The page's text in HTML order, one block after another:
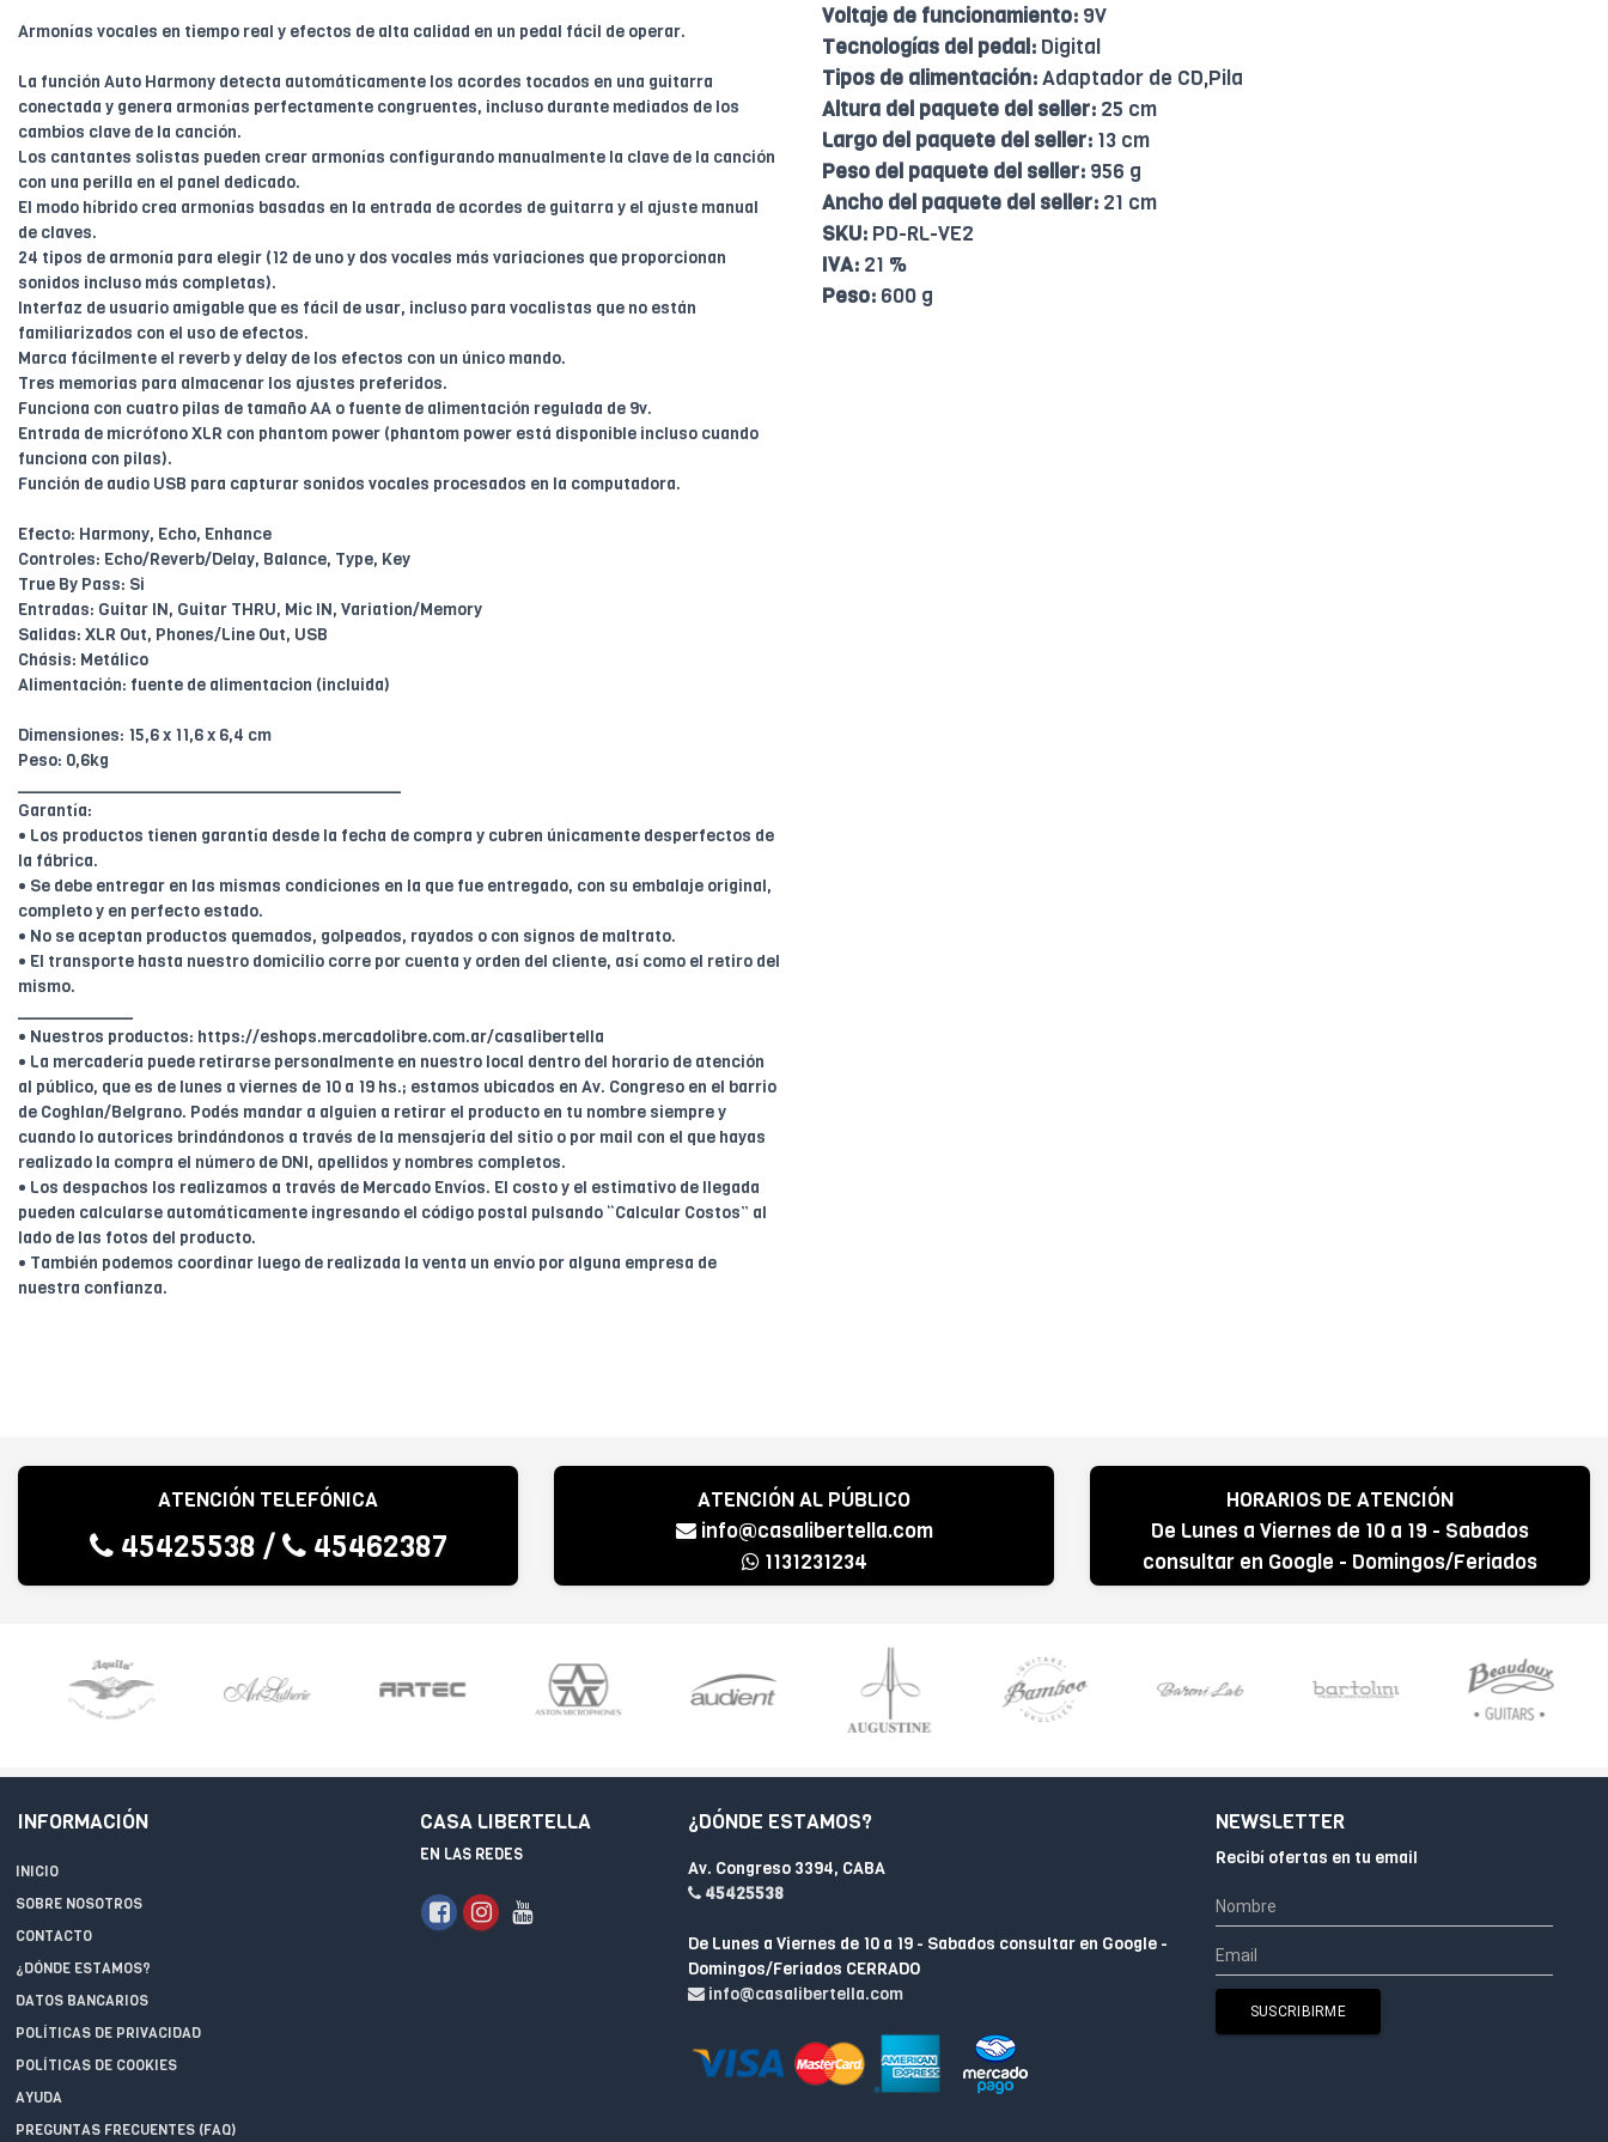
Armonías vocales en tiempo real y efectos de alta calidad en un pedal fácil de operar.
La función Auto Harmony detecta automáticamente los acordes tocados en una guitarra
conectada y genera armonías perfectamente congruentes, incluso durante mediados de los
cambios clave de la canción.
Los cantantes solistas pueden crear armonías configurando manualmente la clave de la canción
con una perilla en el panel dedicado.
El modo híbrido crea armonías basadas en la entrada de acordes de guitarra y el ajuste manual
de claves.
24 tipos de armonía para elegir (12 de uno y dos vocales más variaciones que proporcionan
sonidos incluso más completas).
Interfaz de usuario amigable que es fácil de usar, incluso para vocalistas que no están
familiarizados con el uso de efectos.
Marca fácilmente el reverb y delay de los efectos con un único mando.
Tres memorias para almacenar los ajustes preferidos.
Funciona con cuatro pilas de tamaño AA o fuente de alimentación regulada de 9v.
Entrada de micrófono XLR con phantom power (phantom power está disponible incluso cuando
funciona con pilas).
Función de audio USB para capturar sonidos vocales procesados en la computadora.
Efecto: Harmony, Echo, Enhance
Controles: Echo/Reverb/Delay, Balance, Type, Key
True By Pass: Si
Entradas: Guitar IN, Guitar THRU, Mic IN, Variation/Memory
Salidas: XLR Out, Phones/Line Out, USB
Chásis: Metálico
Alimentación: fuente de alimentacion (incluida)
Dimensiones: 15,6 x 11,6 x 6,4 cm
Peso: 0,6kg
________________________________________
Garantía:
• Los productos tienen garantía desde la fecha de compra y cubren únicamente desperfectos de
la fábrica.
• Se debe entregar en las mismas condiciones en la que fue entregado, con su embalaje original,
completo y en perfecto estado.
• No se aceptan productos quemados, golpeados, rayados o con signos de maltrato.
• El transporte hasta nuestro domicilio corre por cuenta y orden del cliente, así como el retiro del
mismo.
____________
• Nuestros productos: https://eshops.mercadolibre.com.ar/casalibertella
• La mercadería puede retirarse personalmente en nuestro local dentro del horario de atención
al público, que es de lunes a viernes de 10 a 19 hs.; estamos ubicados en Av. Congreso en el barrio
de Coghlan/Belgrano. Podés mandar a alguien a retirar el producto en tu nombre siempre y
cuando lo autorices brindándonos a través de la mensajería del sitio o por mail con el que hayas
realizado la compra el número de DNI, apellidos y nombres completos.
• Los despachos los realizamos a través de Mercado Envíos. El costo y el estimativo de llegada
pueden calcularse automáticamente ingresando el código postal pulsando “Calcular Costos” al
lado de las fotos del producto.
• También podemos coordinar luego de realizada la venta un envío por alguna empresa de
nuestra confianza.
Voltaje de funcionamiento: 9V
Tecnologías del pedal: Digital
Tipos de alimentación:Adaptador de CD,Pila
Altura del paquete del seller: 25 cm
Largo del paquete del seller: 13 cm
Peso del paquete del seller: 956 g
Ancho del paquete del seller: 21 cm
SKU: PD-RL-VE2
IVA: 21 %
Peso: 600 g
ATENCIÓN TELEFÓNICA
45425538 / 45462387
ATENCIÓN AL PÚBLICO
info@casalibertella.com
1131231234
HORARIOS DE ATENCIÓN
De Lunes a Viernes de 10 a 19 - Sabados
consultar en Google - Domingos/Feriados
CERRADO
INFORMACIÓN
INICIO
SOBRE NOSOTROS
CONTACTO
¿DÓNDE ESTAMOS?
DATOS BANCARIOS
POLÍTICAS DE PRIVACIDAD
POLÍTICAS DE COOKIES
AYUDA
PREGUNTAS FRECUENTES (FAQ)
CASA LIBERTELLA
EN LAS REDES
¿DÓNDE ESTAMOS?
Av. Congreso 3394, CABA
45425538
De Lunes a Viernes de 10 a 19 - Sabados consultar en Google -
Domingos/Feriados CERRADO
info@casalibertella.com
NEWSLETTER
Recibí ofertas en tu email